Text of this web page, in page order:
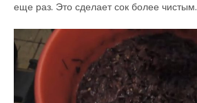
еще раз. Это сделает сок более чистым.